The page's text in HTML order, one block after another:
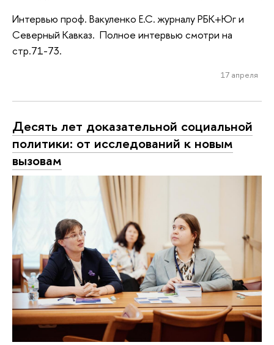
Интервью проф. Вакуленко Е.С. журналу РБК+Юг и
Северный Кавказ. Полное интервью смотри на
стр.71-73.
17 апреля
Десять лет доказательной социальной
политики: от исследований к новым
вызовам